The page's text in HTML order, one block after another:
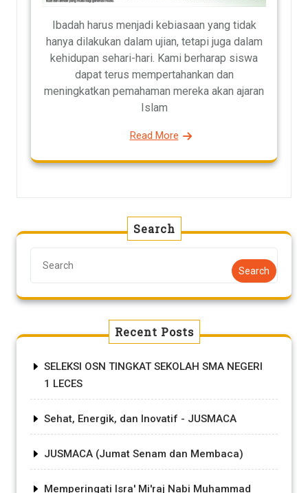
Ibadah harus menjadi kebiasaan yang tidak
hanya dilakukan dalam ujian, tetapi juga dalam
kehidupan sehari-hari. Kami berharap siswa
dapat terus mempertahankan dan
meningkatkan pemahaman mereka akan ajaran
Islam
Read More
Search
Search
Recent Posts
SELEKSI OSN TINGKAT SEKOLAH SMA NEGERI
1 LECES
Sehat, Energik, dan Inovatif - JUSMACA
JUSMACA (Jumat Senam dan Membaca)
Memperingati Isra' Mi'raj Nabi Muhammad